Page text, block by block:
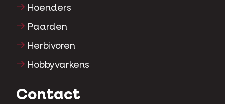
Hoenders
Paarden
Herbivoren
Hobbyvarkens
Contact